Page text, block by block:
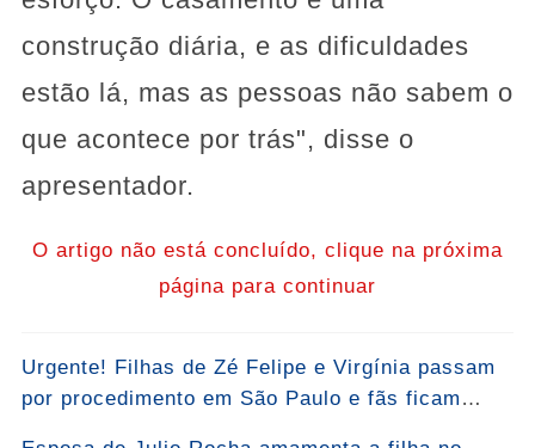
construção diária, e as dificuldades
estão lá, mas as pessoas não sabem o
que acontece por trás", disse o
apresentador.
O artigo não está concluído, clique na próxima
página para continuar
Urgente! Filhas de Zé Felipe e Virgínia passam
por procedimento em São Paulo e fãs ficam